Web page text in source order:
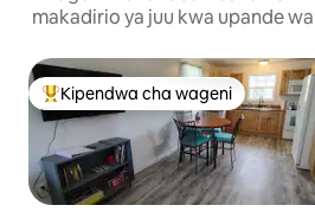
makadirio ya juu kwa upande
Kipendwa maarufu cha wageni
Kipendwa cha wageni